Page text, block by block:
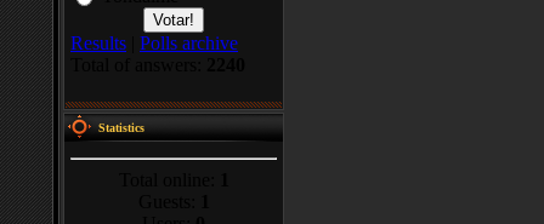
Results
Polls archive
Statistics